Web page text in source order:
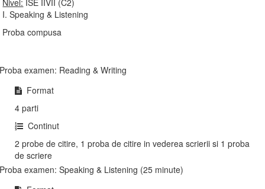
I. Speaking & Listening
Proba compusa
Proba examen: Reading & Writing
Format
4 parti
Continut
2 probe de citire, 1 proba de citire in vederea scrierii si 1 proba
de scriere
Proba examen: Speaking & Listening (25 minute)